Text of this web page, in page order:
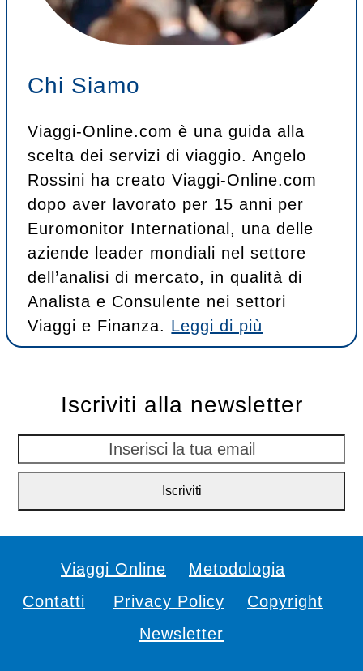
Chi Siamo
Viaggi-Online.com è una guida alla
scelta dei servizi di viaggio. Angelo
Rossini ha creato Viaggi-Online.com
dopo aver lavorato per 15 anni per
Euromonitor International, una delle
aziende leader mondiali nel settore
dell’analisi di mercato, in qualità di
Analista e Consulente nei settori
Viaggi e Finanza. Leggi di più
Iscriviti alla newsletter
la
Iscriviti
Viaggi Online
Metodologia
Contatti
Privacy Policy
Copyright
Newsletter